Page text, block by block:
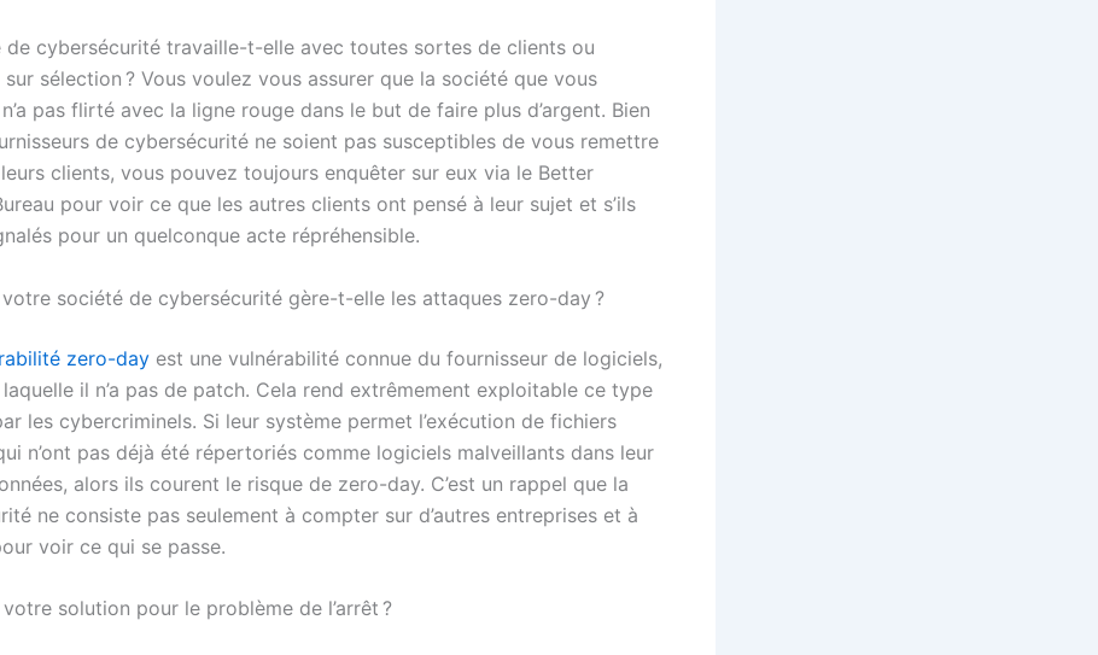
de cybersécurité travaille-t-elle avec toutes sortes de clients ou
sur sélection ? Vous voulez vous assurer que la société que vous
pas flirté avec la ligne rouge dans le but de faire plus d’argent. Bien
de cybersécurité ne soient pas susceptibles de vous remettre
clients, vous pouvez toujours enquêter sur eux via le Better
pour voir ce que les autres clients ont pensé à leur sujet et s’ils
pour un quelconque acte répréhensible.
société de cybersécurité gère-t-elle les attaques zero-day ?
zero-day est une vulnérabilité connue du fournisseur de logiciels,
il n’a pas de patch. Cela rend extrêmement exploitable ce type
les cybercriminels. Si leur système permet l’exécution de fichiers
n’ont pas déjà été répertoriés comme logiciels malveillants dans leur
alors ils courent le risque de zero-day. C’est un rappel que la
ne consiste pas seulement à compter sur d’autres entreprises et à
voir ce qui se passe.
solution pour le problème de l’arrêt ?